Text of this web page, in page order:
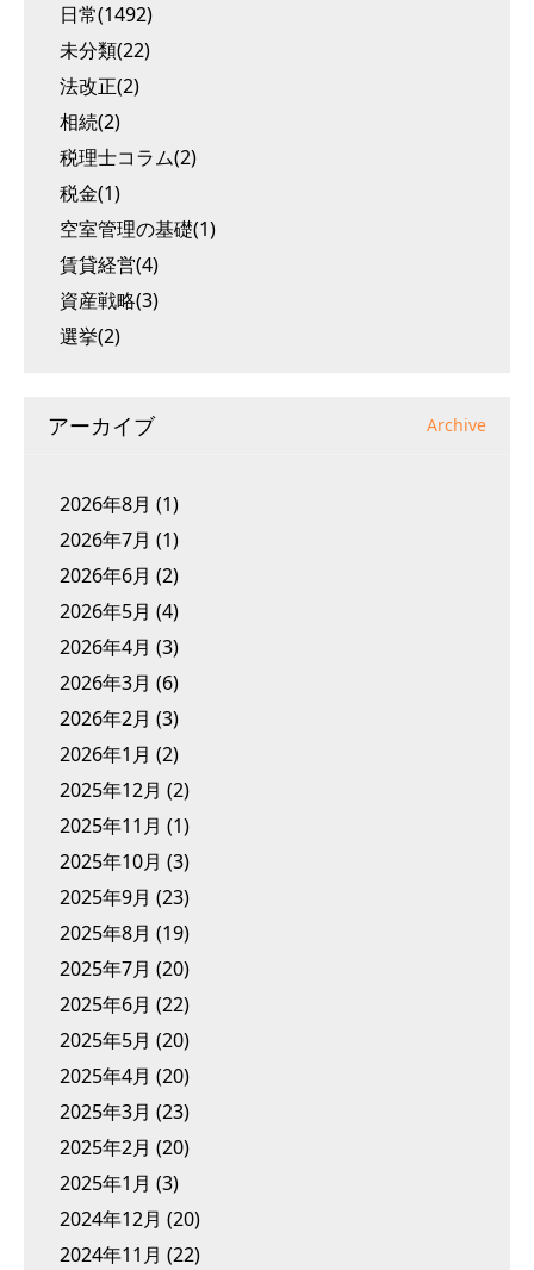
日常(1492)
未分類(22)
法改正(2)
相続(2)
税理士コラム(2)
税金(1)
空室管理の基礎(1)
賃貸経営(4)
資産戦略(3)
選挙(2)
アーカイブ Archive
2026年8月 (1)
2026年7月 (1)
2026年6月 (2)
2026年5月 (4)
2026年4月 (3)
2026年3月 (6)
2026年2月 (3)
2026年1月 (2)
2025年12月 (2)
2025年11月 (1)
2025年10月 (3)
2025年9月 (23)
2025年8月 (19)
2025年7月 (20)
2025年6月 (22)
2025年5月 (20)
2025年4月 (20)
2025年3月 (23)
2025年2月 (20)
2025年1月 (3)
2024年12月 (20)
2024年11月 (22)